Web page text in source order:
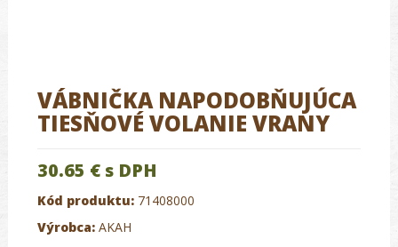
VÁBNIČKA NAPODOBŇUJÚCA
TIESŇOVÉ VOLANIE VRANY
30.65 € s DPH
Kód produktu: 71408000
Výrobca: AKAH